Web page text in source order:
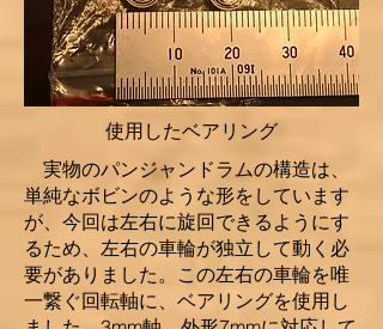
使用したベアリング
実物のパンジャンドラムの構造は、
単純なボビンのような形をしています
が、今回は左右に旋回できるようにす
るため、左右の車輪が独立して動く必
要がありました。この左右の車輪を唯
一繋ぐ回転軸に、ベアリングを使用し